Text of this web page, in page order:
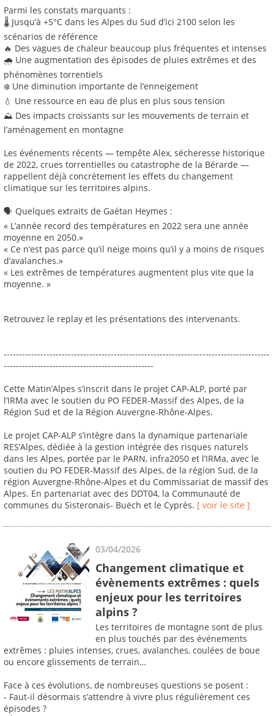
Parmi les constats marquants :
🌡️ Jusqu’à +5°C dans les Alpes du Sud d’ici 2100 selon les
scénarios de référence
🔥 Des vagues de chaleur beaucoup plus fréquentes et intenses
🌧️ Une augmentation des épisodes de pluies extrêmes et des
phénomènes torrentiels
❄️ Une diminution importante de l’enneigement
💧 Une ressource en eau de plus en plus sous tension
⛰️ Des impacts croissants sur les mouvements de terrain et
l’aménagement en montagne
Les événements récents — tempête Alex, sécheresse historique
de 2022, crues torrentielles ou catastrophe de la Bérarde —
rappellent déjà concrètement les effets du changement
climatique sur les territoires alpins.
🗣️ Quelques extraits de Gaétan Heymes :
« L’année record des températures en 2022 sera une année
moyenne en 2050.»
« Ce n’est pas parce qu’il neige moins qu’il y a moins de risques
d’avalanches.»
« Les extrêmes de températures augmentent plus vite que la
moyenne. »
Retrouvez le replay et les présentations des intervenants.
---------------------------------------------------------------------------------------
-------------------------------------------------
Cette Matin’Alpes s’inscrit dans le projet CAP-ALP, porté par
l’IRMa avec le soutien du PO FEDER-Massif des Alpes, de la
Région Sud et de la Région Auvergne-Rhône-Alpes.
Le projet CAP-ALP s’intègre dans la dynamique partenariale
RES’Alpes, dédiée à la gestion intégrée des risques naturels
dans les Alpes, portée par le PARN, infra2050 et l’IRMa, avec le
soutien du PO FEDER-Massif des Alpes, de la région Sud, de la
région Auvergne-Rhône-Alpes et du Commissariat de massif des
Alpes. En partenariat avec des DDT04, la Communauté de
communes du Sisteronais- Buëch et le Cyprès. [ voir le site ]
03/04/2026
Changement climatique et
évènements extrêmes : quels
enjeux pour les territoires
alpins ?
Les territoires de montagne sont de plus
en plus touchés par des événements
extrêmes : pluies intenses, crues, avalanches, coulées de boue
ou encore glissements de terrain…
Face à ces évolutions, de nombreuses questions se posent :
- Faut-il désormais s’attendre à vivre plus régulièrement ces
épisodes ?